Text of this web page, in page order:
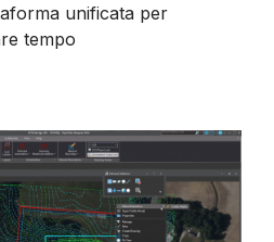
unificata per
tempo